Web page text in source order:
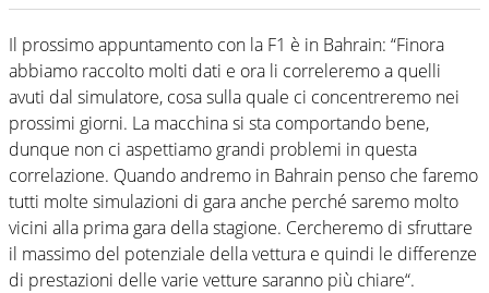
Il prossimo appuntamento con la F1 è in Bahrain: “Finora
abbiamo raccolto molti dati e ora li correleremo a quelli
avuti dal simulatore, cosa sulla quale ci concentreremo nei
prossimi giorni. La macchina si sta comportando bene,
dunque non ci aspettiamo grandi problemi in questa
correlazione. Quando andremo in Bahrain penso che faremo
tutti molte simulazioni di gara anche perché saremo molto
vicini alla prima gara della stagione. Cercheremo di sfruttare
il massimo del potenziale della vettura e quindi le differenze
di prestazioni delle varie vetture saranno più chiare“.